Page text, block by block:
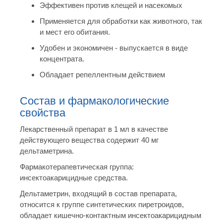
Эффективен против клещей и насекомых
Применяется для обработки как животного, так
и мест его обитания.
Удобен и экономичен - выпускается в виде
концентрата.
Обладает репеллентным действием
Состав и фармакологические
свойства
Лекарственный препарат в 1 мл в качестве
действующего вещества содержит 40 мг
дельтаметрина.
Фармакотерапевтическая группа:
инсектоакарицидные средства.
Дельтаметрин, входящий в состав препарата,
относится к группе синтетических пиретроидов,
обладает кишечно-контактным инсектоакарицидным